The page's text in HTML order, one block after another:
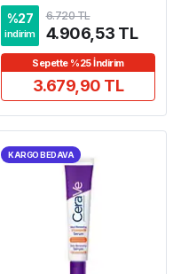
%27
indirim
6.720 TL
4.906,53 TL
Sepette %25 İndirim
3.679,90 TL
KARGO BEDAVA